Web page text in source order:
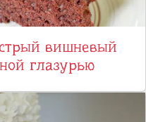
вишневый
глазурью